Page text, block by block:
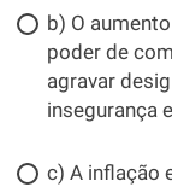
b) O
poder de
agravar
insegurança
c) A inflação